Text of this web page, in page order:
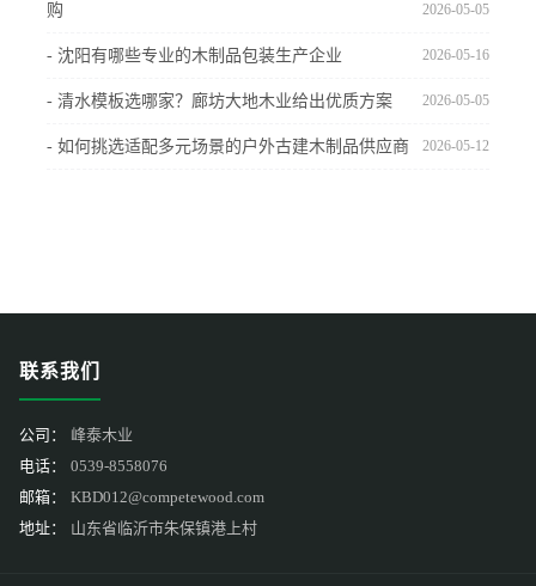
购
2026-05-05
- 沈阳有哪些专业的木制品包装生产企业 2026-05-16
- 清水模板选哪家？廊坊大地木业给出优质方案 2026-05-05
- 如何挑选适配多元场景的户外古建木制品供应商 2026-05-12
联系我们
公司：
峰泰木业
电话：
0539-8558076
邮箱：
KBD012@competewood.com
地址：
山东省临沂市朱保镇港上村